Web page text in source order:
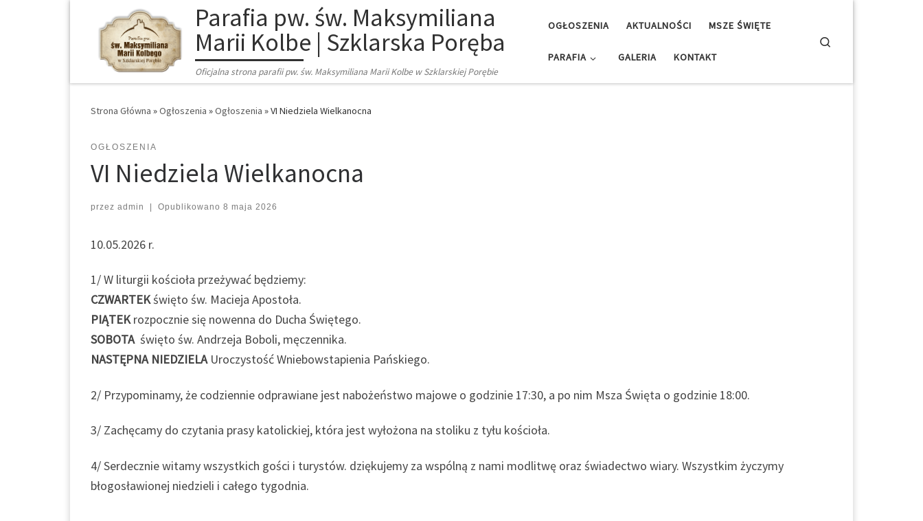
Parafia pw. św. Maksymiliana
Marii Kolbe | Szklarska Poręba
Oficjalna strona parafii pw. św. Maksymiliana Marii Kolbe w Szklarskiej Porębie
OGŁOSZENIA AKTUALNOŚCI MSZE ŚWIĘTE
PARAFIA GALERIA KONTAKT
Strona Główna »Ogłoszenia »Ogłoszenia »VI Niedziela Wielkanocna
OGŁOSZENIA
VI Niedziela Wielkanocna
przez admin | Opublikowano 8 maja 2026
10.05.2026 r.
1/ W liturgii kościoła przeżywać będziemy:
CZWARTEKświęto św. Macieja Apostoła.
PIĄTEKrozpocznie się nowenna do Ducha Świętego.
SOBOTAświęto św. Andrzeja Boboli, męczennika.
NASTĘPNA NIEDZIELA Uroczystość Wniebowstapienia Pańskiego.
2/ Przypominamy, że codziennie odprawiane jest nabożeństwo majowe o godzinie 17:30, a po nim Msza Święta o godzinie 18:00.
3/ Zachęcamy do czytania prasy katolickiej, która jest wyłożona na stoliku z tyłu kościoła.
4/ Serdecznie witamy wszystkich gości i turystów. dziękujemy za wspólną z nami modlitwę oraz świadectwo wiary. Wszystkim życzymy
błogosławionej niedzieli i całego tygodnia.